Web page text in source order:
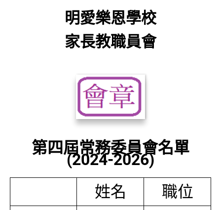
明愛樂恩學校
家長教職員會
第四屆常務委員會名單
(2024-2026)
姓名
職位